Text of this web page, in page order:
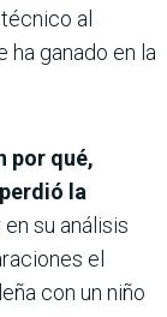
al
ha ganado en la
por qué,
la
su análisis
el
con un niño